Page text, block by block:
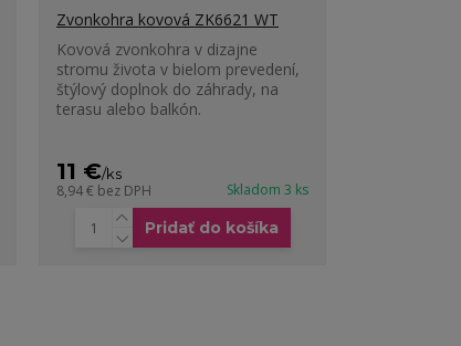
Zvonkohra kovová ZK6621 WT
Kovová zvonkohra v dizajne
stromu života v bielom prevedení,
štýlový doplnok do záhrady, na
terasu alebo balkón.
11 €/ks
8,94 € bez DPH Skladom 3 ks
Pridať do košíka